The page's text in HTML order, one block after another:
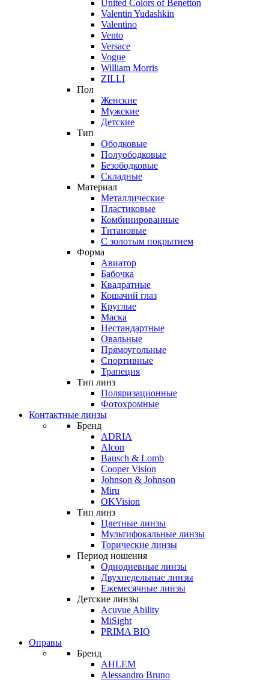
United Colors of Benetton
Valentin Yudashkin
Valentino
Vento
Versace
Vogue
William Morris
ZILLI
Пол
Женские
Мужские
Детские
Тип
Ободковые
Полуободковые
Безободковые
Складные
Материал
Металлические
Пластиковые
Комбинированные
Титановые
С золотым покрытием
Форма
Авиатор
Бабочка
Квадратные
Кошачий глаз
Круглые
Маска
Нестандартные
Овальные
Прямоугольные
Спортивные
Трапеция
Тип линз
Поляризационные
Фотохромные
Контактные линзы
Бренд
ADRIA
Alcon
Bausch & Lomb
Cooper Vision
Johnson & Johnson
Miru
OKVision
Тип линз
Цветные линзы
Мультифокальные линзы
Торические линзы
Период ношения
Однодневные линзы
Двухнедельные линзы
Ежемесячные линзы
Детские линзы
Acuvue Ability
MiSight
PRIMA BIO
Оправы
Бренд
AHLEM
Alessandro Bruno